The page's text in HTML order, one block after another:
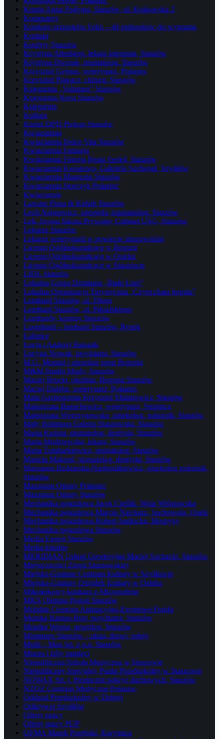
Komis Anna Podyma, Staszów, ul. Krakowska 2
Komputery
Konkurs orzeszków Felix – 40 netbooków do wygrania
Kontakt
Kredyty Staszów
Krystyna Altenberg, lekarz internista, Staszów
Krystyna Dworak, reumatolog, Staszów
Krzysztof Gębura, weterynarz, Połaniec
Krzysztof Pragacz, chirurg, Staszów
Księgarnia „Volumen” Staszów
Księgarnia Nova Staszów
Księgarnie
Kultura
Kurier DPD Pickup Staszów
Kwiaciarnia
Kwiaciarnia Dolce Vita Staszów
Kwiaciarnia Fantazja
Kwiaciarnia Finezja Beata Szeleś, Staszów
Kwiaciarnia Kwiatowo, Gabriela Suchojad, Szydłów
Kwiaciarnia Magnolia Staszów
Kwiaciarnia Storczyk Połaniec
Kwiaciarnie
Lawasz Pizza & Kebab Staszów
Lech Najmowicz, ortopeda, traumatolog, Staszów
Lek. Iwona Sikora Prywatny Gabinet USG, Staszów
Lekarze Staszów
Lekarze weterynarii w powiecie staszowskim
Liceum Ogólnokształcące w Bogorii
Liceum Ogólnokształcące w Osieku
Liceum Ogólnokształcące w Staszowie
LIDL Staszów
Lokalna Grupa Działania „Białe Ługi”
Lokalna Organizacja Turystyczna „Czym chata bogata”
Lombard Staszów, ul. Długa
Lombard Staszów, ul. Piłsudskiego
Lombardy, komisy Staszów
Loombard – lombard Staszów, Rynek
Łubnice
Łucja i Andrzej Banasik
Lucyna Nowak, psychiatra, Staszów
M.G. Montaż i sprzedaż opon Bogoria
M&M Studio Mody, Staszów
Maciej Brocki, okulista, Bogoria Staszów
Maciej Dulęba, weterynarz, Połaniec
Mała Gastronomia Krzysztof Malanowicz, Staszów
Małgorzata Banachewicz, weterynarz, Stopnica
Małgorzata Węgrzynowska, ginekolog, położnik, Staszów
Mały Robinson Galeria Staszowska, Staszów
Maria Kuźnia, stomatolog, dentysta, Staszów
Maria Modrzewska, lekarz, Staszów
Maria Tombarkiewicz, stomatolog, Staszów
Mariola Maksoń, stomatolog, dentysta, Staszów
Marzanna Bednarska-Nadgrodkiewicz, ginekolog położnik,
Staszów
Mazagum Opony Połaniec
Mazagum Opony Staszów
Mechanika pojazdowa Jacek Cieślik, Wola Wiśniowska
Mechanika pojazdowa Marcin Nieckarz, Suchowola, Osiek
Mechanika pojazdowa Robert Sadłocha, Moszyny
Mechanika pojazdowa Staszów
Media Expert Staszów
Media lokalne
MERIDIAN Usługi Geodezyjne Maciej Sochacki, Staszów
Miejscowości Ziemi Staszowskiej
Miejsko-Gminne Centrum Kultury w Szydłowie
Miejsko-Gminny Ośrodek Kultury w Osieku
Mikołajkowy konkurs z Microsoftem
MKS Olimpia Pogoń Staszów
Mobilne Centrum Animacyjno-Eventowe Frajda
Monika Ramos-Bort, psychiatra, Staszów
Monika Wrona, neurolog, Staszów
Montanex Staszów – okna, drzwi, rolety
Multi – Max Sp. z o.o. Staszów
Muzea i izby pamięci
Niepubliczna Szkoła Muzyczna w Staszowie
Niepubliczny Specjalny Punkt Przedszkolny w Staszowie
NOWAX Sp. j. Producent pokryć dachowych, Staszów
NZOZ Centrum Medyczne Połaniec
Oddział Przedszkolny w Dobrej
Odkrywaj Szydłów
Oferty pracy
Oferty pracy PUP
OFMA Marek Porębski, Korytnica